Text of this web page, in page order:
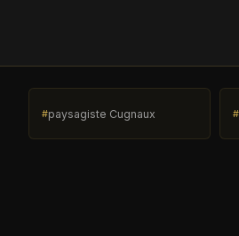
paysagiste Cugnaux